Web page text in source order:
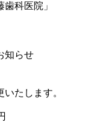
科医院」
知らせ
たします。